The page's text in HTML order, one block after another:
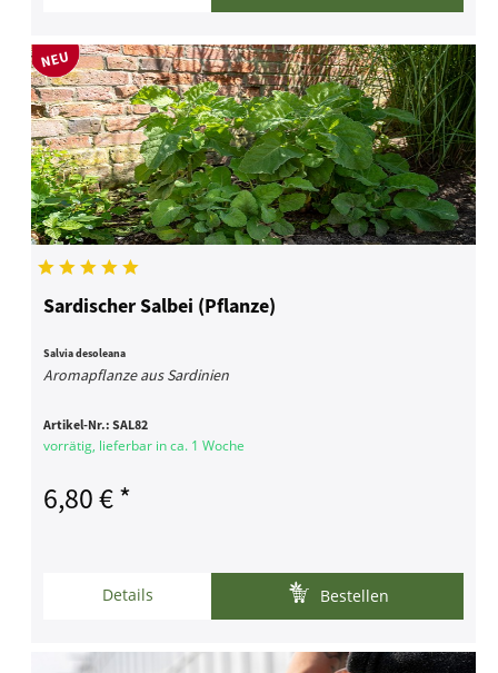
Sardischer Salbei (Pflanze)
Salvia desoleana
Aromapflanze aus Sardinien
Artikel-Nr.:SAL82
vorrätig, lieferbar in ca. 1 Woche
6,80 € *
Details Bestellen